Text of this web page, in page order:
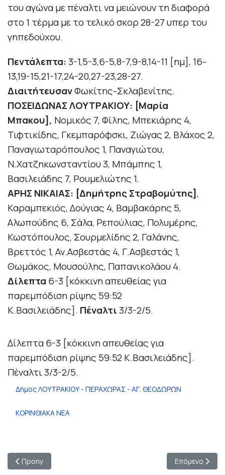
του αγώνα με πέναλτι να μειώνουν τη διαφορά
στο 1 τέρμα με το τελικό σκορ 28-27 υπερ του
γηπεδούχου.
Πεντάλεπτα:3-1,5-3,6-5,8-7,9-8,14-11 [ημ], 16-
13,19-15,21-17,24-20,27-23,28-27.
ΔιαιτήτευσανΦωκίτης-Σκλαβενίτης.
ΠΟΣΕΙΔΩΝΑΣ ΛΟΥΤΡΑΚΙΟΥ: [Μαρία
Μπακου], Νομικός 7, Φίλης, Μπεκιάρης 4,
Τιφτικίδης, Γκεμπαρόφσκι, Ζιώγας 2, Βλάχος 2,
Παναγιωταρόπουλος 1, Παναγιώτου,
Ν.Χατζηκωνσταντίου 3, Μπάμπης 1,
Βασιλειάδης 7, Ρουμελιώτης 1.
ΑΡΗΣ ΝΙΚΑΙΑΣ: [Δημήτρης Στραβομύτης],
Καραμπεκιός, Δούγιας 4, Βαμβακάρης 5,
Αλωπούδης 6, Σάλα, Ρεπούλιας, Πολυμέρης,
Κωστόπουλος, Σουρμελίδης 2, Γαλάνης,
Βρεττός 1, Αν.Ασβεστάς 4, Γ.Ασβεστάς 1,
Θωμάκος, Μουσούλης, Παπανικολάου 4.
Δίλεπτα 6-3 [κόκκινη απευθείας για
παρεμπόδιση ρίψης 59:52
Κ.Βασιλειάδης]. Πέναλτι3/3-2/5.
Δίλεπτα 6-3 [κόκκινη απευθείας για
παρεμπόδιση ρίψης 59:52 Κ.Βασιλειάδης].
Πέναλτι 3/3-2/5.
Δήμος ΛΟΥΤΡΑΚΙΟΥ - ΠΕΡΑΧΩΡΑΣ - ΑΓ. ΘΕΟΔΩΡΩΝ
ΚΟΡΙΝΘΙΑΚΑ ΝΕΑ
Προηγούμενο άρθρο: Ευρωπαϊκό Πρωτάθλημα κλειστού,
Προηγ Επόμενο
Επόμενο